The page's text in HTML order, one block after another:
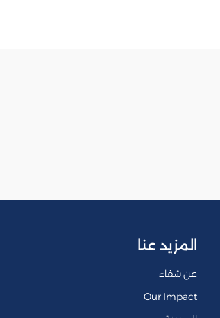
المزيد عنا
عن شفاء
Our Impact